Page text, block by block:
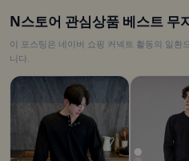
N스토어 관심상품 베스트 무
이 포스팅은 네이버 쇼핑 커넥트 활동의 일환
니다.